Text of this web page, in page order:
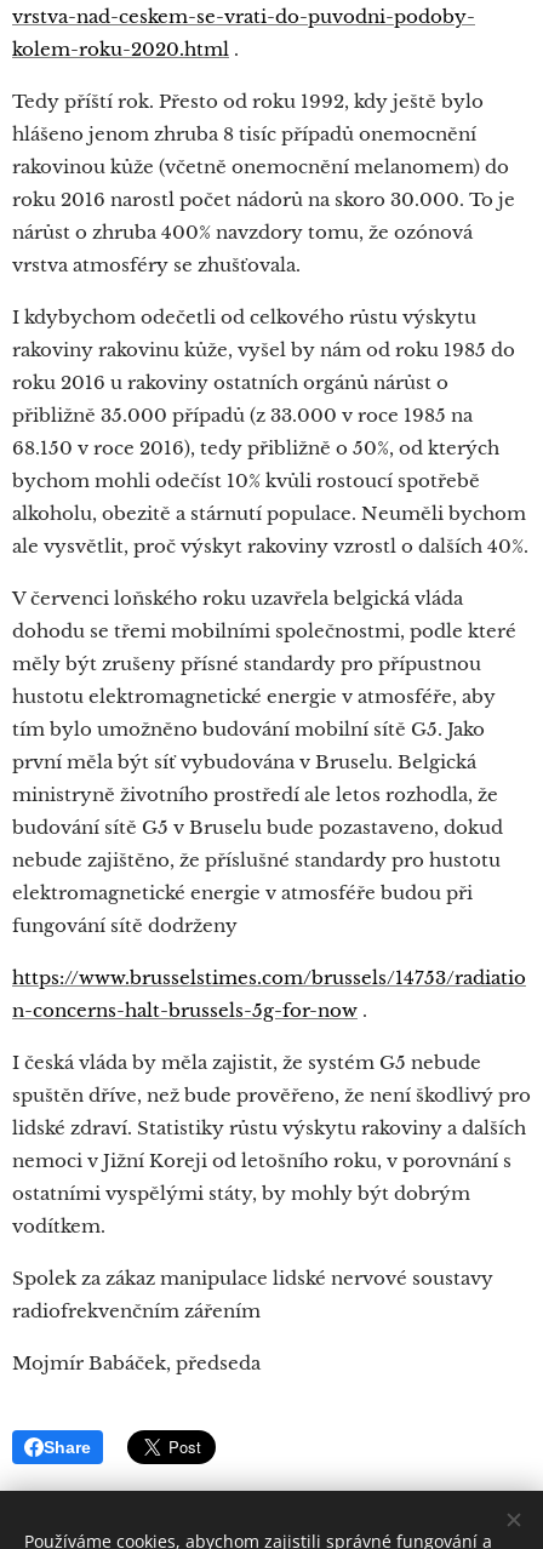
vrstva-nad-ceskem-se-vrati-do-puvodni-podoby-
kolem-roku-2020.html .
Tedy příští rok. Přesto od roku 1992, kdy ještě bylo
hlášeno jenom zhruba 8 tisíc případů onemocnění
rakovinou kůže (včetně onemocnění melanomem) do
roku 2016 narostl počet nádorů na skoro 30.000. To je
nárůst o zhruba 400% navzdory tomu, že ozónová
vrstva atmosféry se zhušťovala.
I kdybychom odečetli od celkového růstu výskytu
rakoviny rakovinu kůže, vyšel by nám od roku 1985 do
roku 2016 u rakoviny ostatních orgánů nárůst o
přibližně 35.000 případů (z 33.000 v roce 1985 na
68.150 v roce 2016), tedy přibližně o 50%, od kterých
bychom mohli odečíst 10% kvůli rostoucí spotřebě
alkoholu, obezitě a stárnutí populace. Neuměli bychom
ale vysvětlit, proč výskyt rakoviny vzrostl o dalších 40%.
V červenci loňského roku uzavřela belgická vláda
dohodu se třemi mobilními společnostmi, podle které
měly být zrušeny přísné standardy pro přípustnou
hustotu elektromagnetické energie v atmosféře, aby
tím bylo umožněno budování mobilní sítě G5. Jako
první měla být síť vybudována v Bruselu. Belgická
ministryně životního prostředí ale letos rozhodla, že
budování sítě G5 v Bruselu bude pozastaveno, dokud
nebude zajištěno, že příslušné standardy pro hustotu
elektromagnetické energie v atmosféře budou při
fungování sítě dodrženy
https://www.brusselstimes.com/brussels/14753/radiatio
n-concerns-halt-brussels-5g-for-now .
I česká vláda by měla zajistit, že systém G5 nebude
spuštěn dříve, než bude prověřeno, že není škodlivý pro
lidské zdraví. Statistiky růstu výskytu rakoviny a dalších
nemoci v Jižní Koreji od letošního roku, v porovnání s
ostatními vyspělými státy, by mohly být dobrým
vodítkem.
Spolek za zákaz manipulace lidské nervové soustavy
radiofrekvenčním zářením
Mojmír Babáček, předseda
Share
Používáme cookies, abychom zajistili správné fungování a